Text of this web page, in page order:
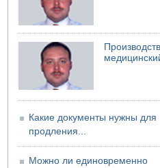
Какие документы нужны для
продления...
Можно ли единовременно